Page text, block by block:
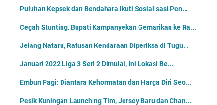
Puluhan Kepsek dan Bendahara Ikuti Sosialisasi Pen...
Cegah Stunting, Bupati Kampanyekan Gemarikan ke Ra...
Jelang Nataru, Ratusan Kendaraan Diperiksa di Tugu...
Januari 2022 Liga 3 Seri 2 Dimulai, Ini Lokasi Be...
Embun Pagi: Diantara Kehormatan dan Harga Diri Seo...
Pesik Kuningan Launching Tim, Jersey Baru dan Chan...